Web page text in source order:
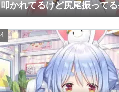
叩かれてるけど尻尾振って
そんなに気にくわなかった
【さくらみこ】